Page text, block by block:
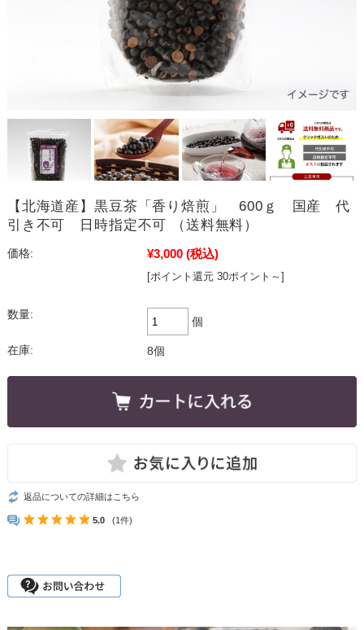
【北海道産】黒豆茶「香り焙煎」 600ｇ 国産 代
引き不可 日時指定不可 （送料無料）
価格: ¥3,000 (税込)
[ポイント還元 30ポイント～]
数量:
個
在庫: 8個
返品についての詳細はこちら
5.0 (1件)